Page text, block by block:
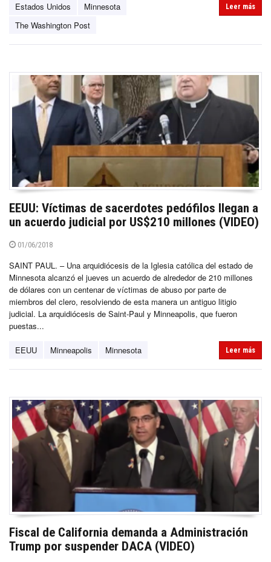
Estados Unidos
Minnesota
The Washington Post
Leer más
EEUU: Víctimas de sacerdotes pedófilos llegan a
un acuerdo judicial por US$210 millones (VIDEO)
01/06/2018
SAINT PAUL. – Una arquidiócesis de la Iglesia católica del estado de
Minnesota alcanzó el jueves un acuerdo de alrededor de 210 millones
de dólares con un centenar de víctimas de abuso por parte de
miembros del clero, resolviendo de esta manera un antiguo litigio
judicial. La arquidiócesis de Saint-Paul y Minneapolis, que fueron
puestas...
EEUU Minneapolis Minnesota Leer más
Fiscal de California demanda a Administración
Trump por suspender DACA (VIDEO)